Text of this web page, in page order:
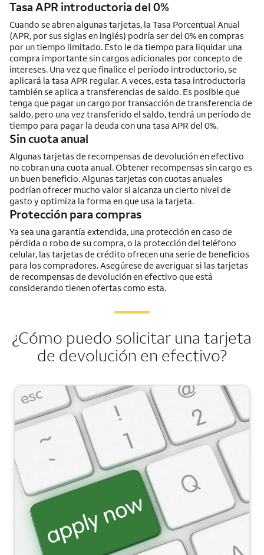
Tasa APR introductoria del 0%
Cuando se abren algunas tarjetas, la Tasa Porcentual Anual
(APR, por sus siglas en inglés) podría ser del 0% en compras
por un tiempo limitado. Esto le da tiempo para liquidar una
compra importante sin cargos adicionales por concepto de
intereses. Una vez que finalice el período introductorio, se
aplicará la tasa APR regular. A veces, esta tasa introductoria
también se aplica a transferencias de saldo. Es posible que
tenga que pagar un cargo por transacción de transferencia de
saldo, pero una vez transferido el saldo, tendrá un período de
tiempo para pagar la deuda con una tasa APR del 0%.
Sin cuota anual
Algunas tarjetas de recompensas de devolución en efectivo
no cobran una cuota anual. Obtener recompensas sin cargo es
un buen beneficio. Algunas tarjetas con cuotas anuales
podrían ofrecer mucho valor si alcanza un cierto nivel de
gasto y optimiza la forma en que usa la tarjeta.
Protección para compras
Ya sea una garantía extendida, una protección en caso de
pérdida o robo de su compra, o la protección del teléfono
celular, las tarjetas de crédito ofrecen una serie de beneficios
para los compradores. Asegúrese de averiguar si las tarjetas
de recompensas de devolución en efectivo que está
considerando tienen ofertas como esta.
¿Cómo puedo solicitar una tarjeta
de devolución en efectivo?